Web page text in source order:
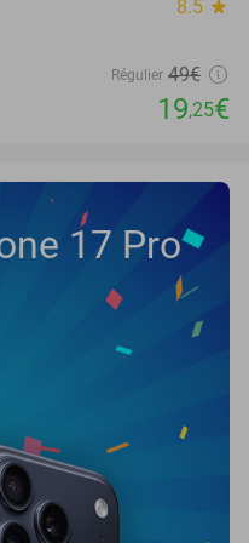
8.5 star
Régulier 49€
19,25€
17 Pro